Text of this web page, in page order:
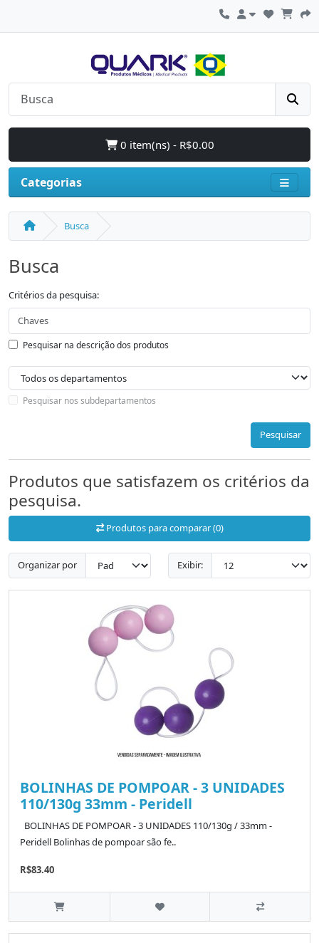
0 item(ns) - R$0.00
Categorias
Busca
Busca
Critérios da pesquisa:
Pesquisar na descrição dos produtos
Pesquisar nos subdepartamentos
Pesquisar
Produtos que satisfazem os critérios da
pesquisa.
Produtos para comparar (0)
Organizar por Exibir:
BOLINHAS DE POMPOAR - 3 UNIDADES
110/130g 33mm - Peridell
BOLINHAS DE POMPOAR - 3 UNIDADES 110/130g / 33mm -
Peridell Bolinhas de pompoar são fe..
R$83.40